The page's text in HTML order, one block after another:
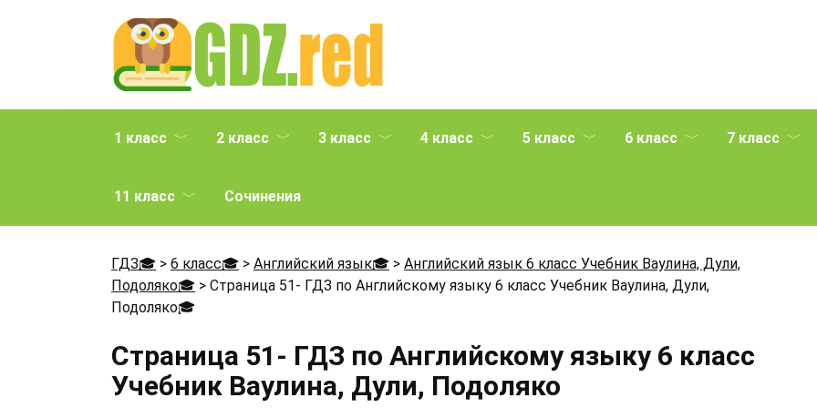
1 класс 2 класс 3 класс 4 класс 5 класс 6 класс 7 класс
11 класс Сочинения
ГДЗ🎓 > 6 класс🎓 > Английский язык🎓 > Английский язык 6 класс Учебник Ваулина, Дули,
Подоляко🎓 > Страница 51- ГДЗ по Английскому языку 6 класс Учебник Ваулина, Дули,
Подоляко🎓
Страница 51- ГДЗ по Английскому языку 6 класс
Учебник Ваулина, Дули, Подоляко